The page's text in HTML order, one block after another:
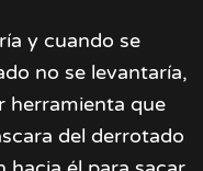
y cuando se
no se levantaría,
herramienta que
del derrotado